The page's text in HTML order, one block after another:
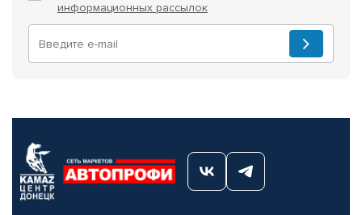
информационных рассылок